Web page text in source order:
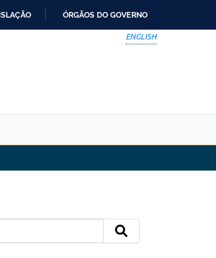
ÓRGÃOS DO GOVERNO
ENGLISH